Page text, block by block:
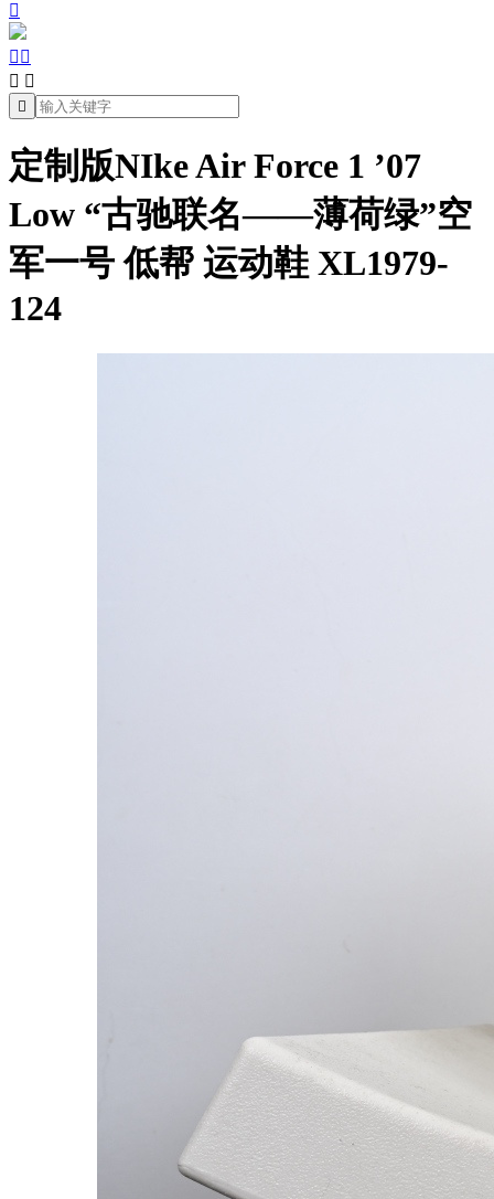

 
 

定制版NIke Air Force 1 ’07
Low “古驰联名——薄荷绿”空
军一号 低帮 运动鞋 XL1979-
124